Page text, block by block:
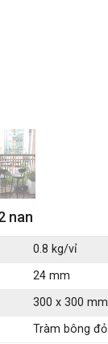
nan
0.8 kg/vỉ
24 mm
300 x 300 mm
Tràm bông đỏ